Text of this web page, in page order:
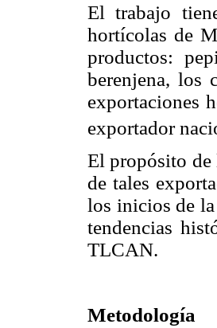
El trabajo
hortícolas de
productos:
berenjena, los
exportaciones
exportador
El propósito de
de tales
los inicios de
tendencias
TLCAN.
Metodología